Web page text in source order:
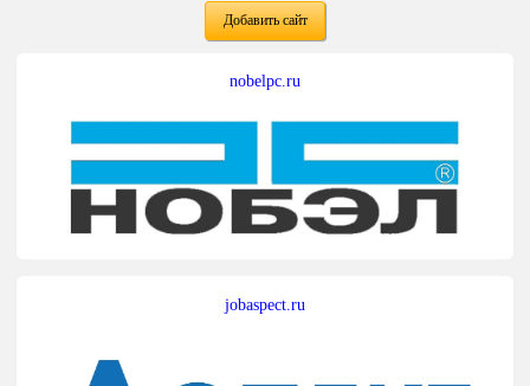
Добавить сайт
nobelpc.ru
jobaspect.ru